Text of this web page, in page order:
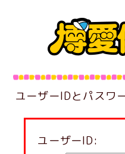
ユーザーIDとパスワ
ユーザーID: